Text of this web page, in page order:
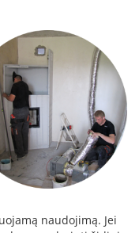
naudojimą. Jei